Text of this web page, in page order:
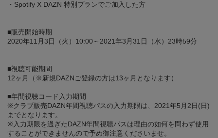
・Spotify X DAZN 特別プランでご加入した方
■販売開始時期
2020年11月3日（火）10:00～2021年3月31日（水）23時59分
■視聴可能期間
12ヶ月（※新規DAZNご登録の方は13ヶ月となります）
■年間視聴コード入力期間
※クラブ販売DAZN年間視聴パスの入力期限は、2021年5月2日(日)
までとなります。
※入力期限を過ぎたDAZN年間視聴パスは理由の如何を問わず使用
することができませんので予め御注意くださいませ。